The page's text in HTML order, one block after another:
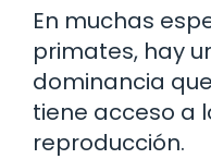
En muchas
primates, hay
dominancia
tiene acceso a
reproducción.